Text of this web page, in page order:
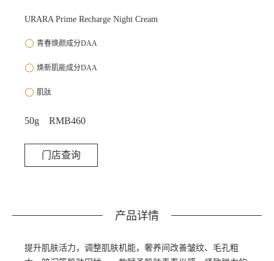
URARA Prime Recharge Night Cream
青春焕颜成分DAA
焕新肌能成分DAA
肌肽
50g RMB460
门店查询
产品详情
提升肌肤活力，调整肌肤机能，奢养间改善皱纹、毛孔粗